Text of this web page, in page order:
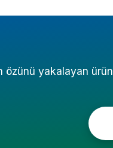
özünü yakalayan